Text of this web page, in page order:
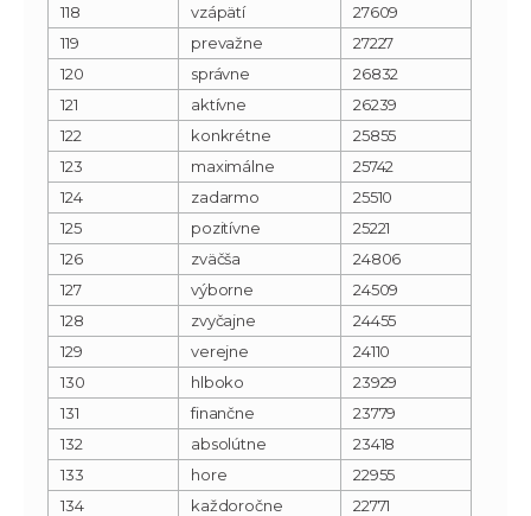
118
vzápätí
27609
119
prevažne
27227
120
správne
26832
121
aktívne
26239
122
konkrétne
25855
123
maximálne
25742
124
zadarmo
25510
125
pozitívne
25221
126
zväčša
24806
127
výborne
24509
128
zvyčajne
24455
129
verejne
24110
130
hlboko
23929
131
finančne
23779
132
absolútne
23418
133
hore
22955
134
každoročne
22771